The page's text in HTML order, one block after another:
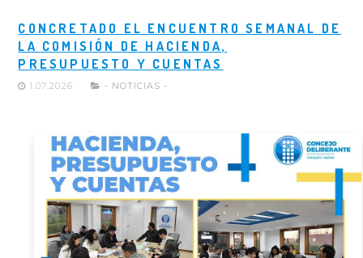
CONCRETADO EL ENCUENTRO SEMANAL DE
LA COMISIÓN DE HACIENDA,
PRESUPUESTO Y CUENTAS
1.07.2026 - NOTICIAS -